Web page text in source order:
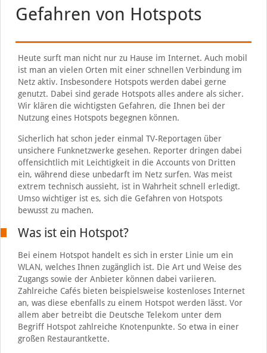
Gefahren von Hotspots
Heute surft man nicht nur zu Hause im Internet. Auch mobil
ist man an vielen Orten mit einer schnellen Verbindung im
Netz aktiv. Insbesondere Hotspots werden dabei gerne
genutzt. Dabei sind gerade Hotspots alles andere als sicher.
Wir klären die wichtigsten Gefahren, die Ihnen bei der
Nutzung eines Hotspots begegnen können.
Sicherlich hat schon jeder einmal TV-Reportagen über
unsichere Funknetzwerke gesehen. Reporter dringen dabei
offensichtlich mit Leichtigkeit in die Accounts von Dritten
ein, während diese unbedarft im Netz surfen. Was meist
extrem technisch aussieht, ist in Wahrheit schnell erledigt.
Umso wichtiger ist es, sich die Gefahren von Hotspots
bewusst zu machen.
Was ist ein Hotspot?
Bei einem Hotspot handelt es sich in erster Linie um ein
WLAN, welches Ihnen zugänglich ist. Die Art und Weise des
Zugangs sowie der Anbieter können dabei variieren.
Zahlreiche Cafés bieten beispielsweise kostenloses Internet
an, was diese ebenfalls zu einem Hotspot werden lässt. Vor
allem aber betreibt die Deutsche Telekom unter dem
Begriff Hotspot zahlreiche Knotenpunkte. So etwa in einer
großen Restaurantkette.